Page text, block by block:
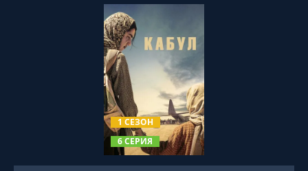
1 СЕЗОН
6 СЕРИЯ
СМОТРЕТЬ ОНЛАЙН